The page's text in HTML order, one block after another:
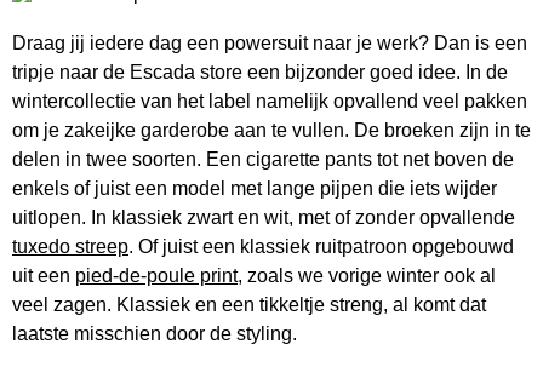
Draag jij iedere dag een powersuit naar je werk? Dan is een
tripje naar de Escada store een bijzonder goed idee. In de
wintercollectie van het label namelijk opvallend veel pakken
om je zakeijke garderobe aan te vullen. De broeken zijn in te
delen in twee soorten. Een cigarette pants tot net boven de
enkels of juist een model met lange pijpen die iets wijder
uitlopen. In klassiek zwart en wit, met of zonder opvallende
tuxedo streep. Of juist een klassiek ruitpatroon opgebouwd
uit een pied-de-poule print, zoals we vorige winter ook al
veel zagen. Klassiek en een tikkeltje streng, al komt dat
laatste misschien door de styling.